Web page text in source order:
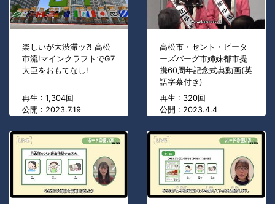
楽しいが大渋滞ッ?! 高松
市流!マインクラフトでG7
大臣をおもてなし!
再生 : 1,304回
公開 : 2023.7.19
高松市・セント・ピータ
ーズバーグ市姉妹都市提
携60周年記念式典動画(英
語字幕付き)
再生 : 320回
公開 : 2023.4.4